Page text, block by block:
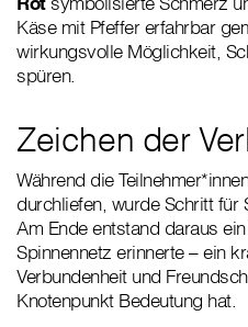
Käse mit Pfeffer erfahrbar
wirkungsvolle Möglichkeit,
spüren.
Zeichen der
Während die
durchliefen, wurde Schritt für
Am Ende entstand daraus
Spinnennetz erinnerte – ein
Verbundenheit und
Knotenpunkt Bedeutung hat.